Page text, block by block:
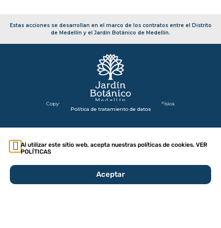
Estas acciones se desarrollan en el marco de los contratos entre el Distrito
de Medellín y el Jardín Botánico de Medellín.
Copyright 2026 – Secretaría de Infraestructura Física
Política de tratamiento de datos
Al utilizar este sitio web, acepta nuestras políticas de cookies. VER
POLÍTICAS
Aceptar